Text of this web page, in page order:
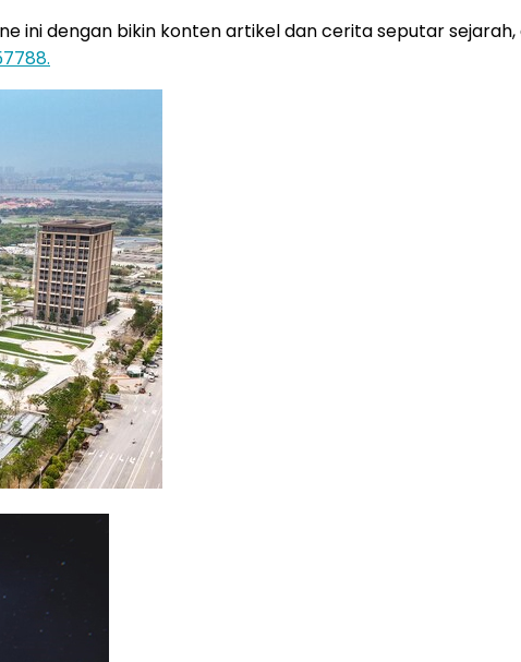
ini dengan bikin konten artikel dan cerita seputar